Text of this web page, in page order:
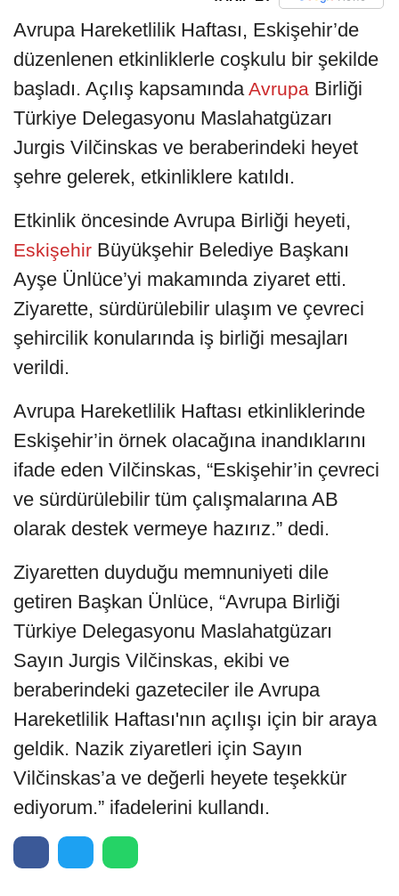
Avrupa Hareketlilik Haftası, Eskişehir’de
düzenlenen etkinliklerle coşkulu bir şekilde
başladı. Açılış kapsamında Avrupa Birliği
Türkiye Delegasyonu Maslahatgüzarı
Jurgis Vilčinskas ve beraberindeki heyet
şehre gelerek, etkinliklere katıldı.
Etkinlik öncesinde Avrupa Birliği heyeti,
Eskişehir Büyükşehir Belediye Başkanı
Ayşe Ünlüce’yi makamında ziyaret etti.
Ziyarette, sürdürülebilir ulaşım ve çevreci
şehircilik konularında iş birliği mesajları
verildi.
Avrupa Hareketlilik Haftası etkinliklerinde
Eskişehir’in örnek olacağına inandıklarını
ifade eden Vilčinskas, “Eskişehir’in çevreci
ve sürdürülebilir tüm çalışmalarına AB
olarak destek vermeye hazırız.” dedi.
Ziyaretten duyduğu memnuniyeti dile
getiren Başkan Ünlüce, “Avrupa Birliği
Türkiye Delegasyonu Maslahatgüzarı
Sayın Jurgis Vilčinskas, ekibi ve
beraberindeki gazeteciler ile Avrupa
Hareketlilik Haftası'nın açılışı için bir araya
geldik. Nazik ziyaretleri için Sayın
Vilčinskas’a ve değerli heyete teşekkür
ediyorum.” ifadelerini kullandı.